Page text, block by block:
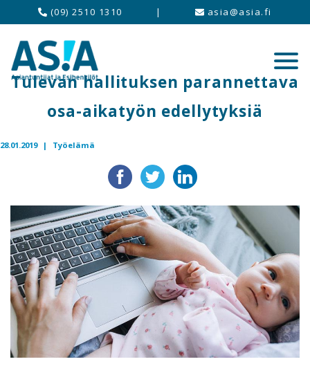
(09) 2510 1310 | asia@asia.fi
Tulevan hallituksen parannettava
osa-aikatyön edellytyksiä
28.01.2019 | Työelämä